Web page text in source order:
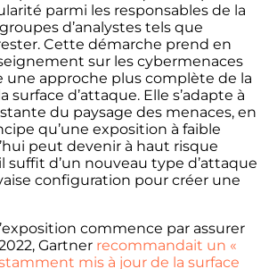
parmi les responsables de la
d’analystes tels que
Cette démarche prend en
sur les cybermenaces
une approche plus complète de la
surface d’attaque. Elle s’adapte à
du paysage des menaces, en
qu’une exposition à faible
peut devenir à haut risque
suffit d’un nouveau type d’attaque
configuration pour créer une
commence par assurer
Gartner recommandait un «
mis à jour de la surface